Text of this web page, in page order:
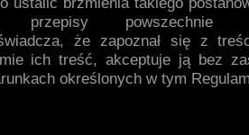
powszechnie
że zapoznał się z
ich treść, akceptuje ją bez
określonych w tym